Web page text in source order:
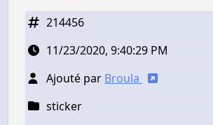
214456
11/23/2020, 9:40:29 PM
Ajouté par Broula
sticker